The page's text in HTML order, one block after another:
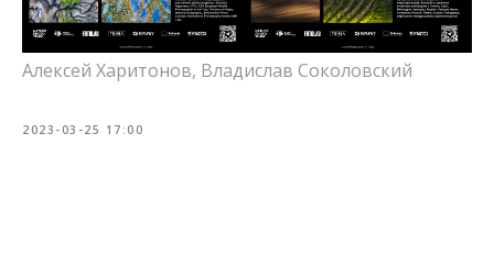
Алексей Харитонов, Владислав Соколовский
2023-03-25 17:00